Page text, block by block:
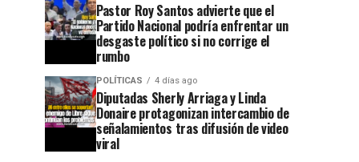
Pastor Roy Santos advierte que el
Partido Nacional podría enfrentar un
desgaste político si no corrige el
rumbo
POLÍTICAS 4 días ago
Diputadas Sherly Arriaga y Linda
Donaire protagonizan intercambio de
señalamientos tras difusión de video
viral